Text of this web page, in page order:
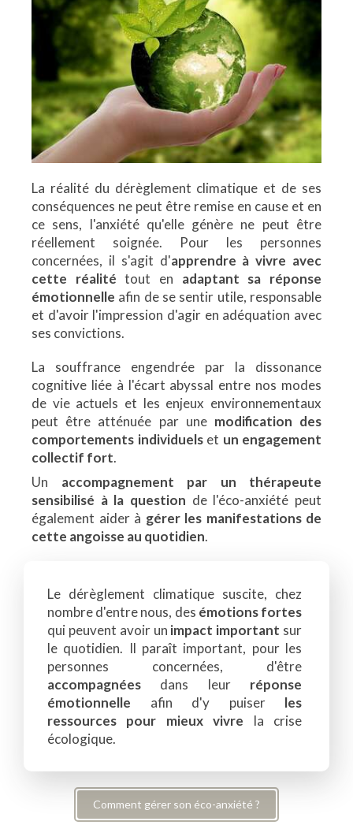
La réalité du dérèglement climatique et de ses
conséquences ne peut être remise en cause et en
ce sens, l'anxiété qu'elle génère ne peut être
réellement soignée. Pour les personnes
concernées, il s'agit d'apprendre à vivre avec
cette réalité tout en adaptant sa réponse
émotionnelle afin de se sentir utile, responsable
et d'avoir l'impression d'agir en adéquation avec
ses convictions.
La souffrance engendrée par la dissonance
cognitive liée à l'écart abyssal entre nos modes
de vie actuels et les enjeux environnementaux
peut être atténuée par unemodification des
comportements individuels et un engagement
collectif fort.
Un accompagnement par un thérapeute
sensibilisé à la question de l'éco-anxiété peut
également aider à gérer les manifestations de
cette angoisse au quotidien.
Le dérèglement climatique suscite, chez
nombre d'entre nous, des émotions fortes
qui peuvent avoir un impact important sur
le quotidien. Il paraît important, pour les
personnes concernées, d'être
accompagnées dans leur réponse
émotionnelle afin d'y puiser les
ressources pour mieux vivre la crise
écologique.
Comment gérer son éco-anxiété ?